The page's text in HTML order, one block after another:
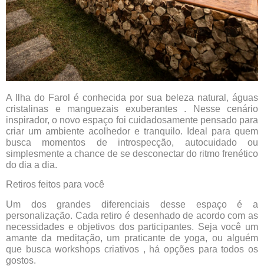
A Ilha do Farol é conhecida por sua beleza natural, águas
cristalinas e manguezais exuberantes . Nesse cenário
inspirador, o novo espaço foi cuidadosamente pensado para
criar um ambiente acolhedor e tranquilo. Ideal para quem
busca momentos de introspecção, autocuidado ou
simplesmente a chance de se desconectar do ritmo frenético
do dia a dia.
Retiros feitos para você
Um dos grandes diferenciais desse espaço é a
personalização. Cada retiro é desenhado de acordo com as
necessidades e objetivos dos participantes. Seja você um
amante da meditação, um praticante de yoga, ou alguém
que busca workshops criativos , há opções para todos os
gostos.